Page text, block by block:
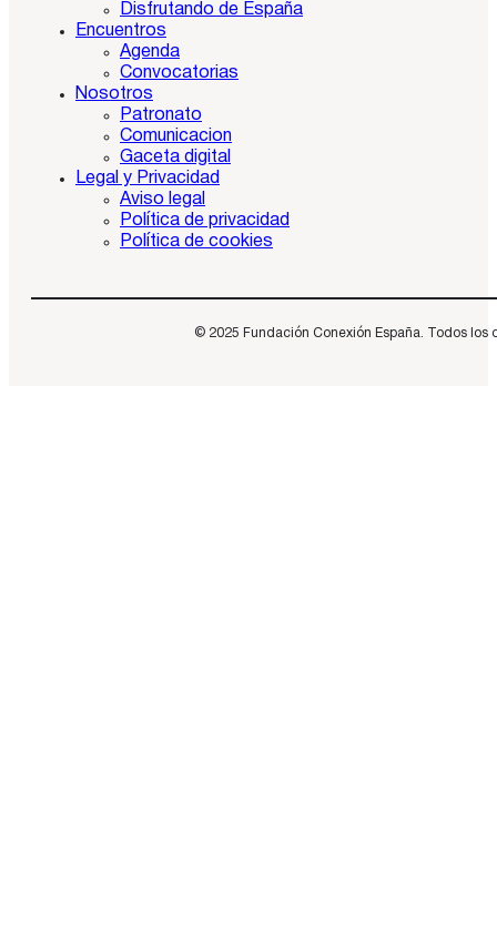
Disfrutando de España
Encuentros
Agenda
Convocatorias
Nosotros
Patronato
Comunicacion
Gaceta digital
Legal y Privacidad
Aviso legal
Política de privacidad
Política de cookies
© 2025 Fundación Conexión España. Todos los